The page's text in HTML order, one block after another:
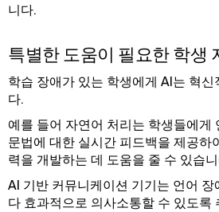
니다.
특별한 도움이 필요한 학생
학습 장애가 있는 학생에게 AI는 혁신
다.
예를 들어 자연어 처리는 학생들에게
문법에 대한 실시간 피드백을 제공하
력을 개발하는 데 도움을 줄 수 있습
AI 기반 커뮤니케이션 기기는 언어 장
다 효과적으로 의사소통할 수 있도록